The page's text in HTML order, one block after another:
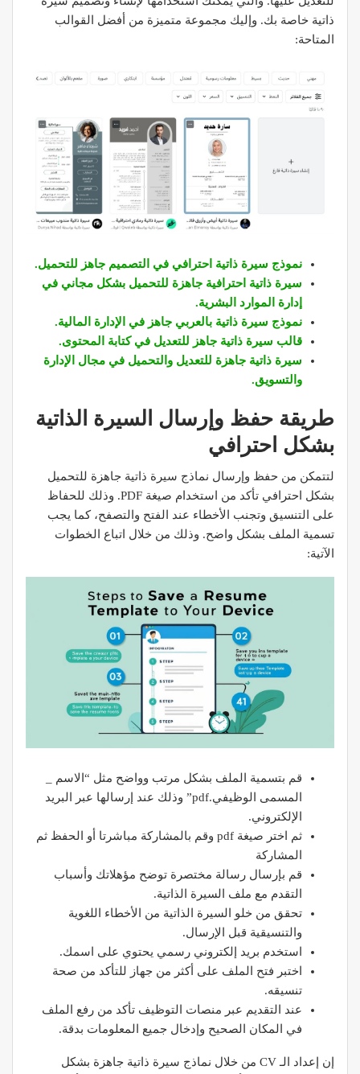
ذاتية خاصة بك. وإليك مجموعة متميزة من أفضل القوالب
المتاحة:
نموذج سيرة ذاتية احترافي في التصميم جاهز للتحميل.
سيرة ذاتية احترافية جاهزة للتحميل بشكل مجاني في
إدارة الموارد البشرية.
نموذج سيرة ذاتية بالعربي جاهز في الإدارة المالية.
قالب سيرة ذاتية جاهز للتعديل في كتابة المحتوى.
سيرة ذاتية جاهزة للتعديل والتحميل في مجال الإدارة
والتسويق.
طريقة حفظ وإرسال السيرة الذاتية
بشكل احترافي
لتتمكن من حفظ وإرسال نماذج سيرة ذاتية جاهزة للتحميل
بشكل احترافي تأكد من استخدام صيغة PDF. وذلك للحفاظ
على التنسيق وتجنب الأخطاء عند الفتح والتصفح، كما يجب
تسمية الملف بشكل واضح. وذلك من خلال اتباع الخطوات
الآتية:
قم بتسمية الملف بشكل مرتب وواضح مثل “الاسم _
المسمى الوظيفي.pdf” وذلك عند إرسالها عبر البريد
الإلكتروني.
ثم اختر صيغة pdf وقم بالمشاركة مباشرتا أو الحفظ ثم
المشاركة
قم بإرسال رسالة مختصرة توضح مؤهلاتك وأسباب
التقدم مع ملف السيرة الذاتية.
تحقق من خلو السيرة الذاتية من الأخطاء اللغوية
والتنسيقية قبل الإرسال.
استخدم بريد إلكتروني رسمي يحتوي على اسمك.
اختبر فتح الملف على أكثر من جهاز للتأكد من صحة
تنسيقه.
عند التقديم عبر منصات التوظيف تأكد من رفع الملف
في المكان الصحيح وإدخال جميع المعلومات بدقة.
إن إعداد الـ CV من خلال نماذج سيرة ذاتية جاهزة بشكل